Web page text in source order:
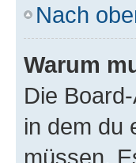
Nach
Warum
Die
in dem du
müssen.